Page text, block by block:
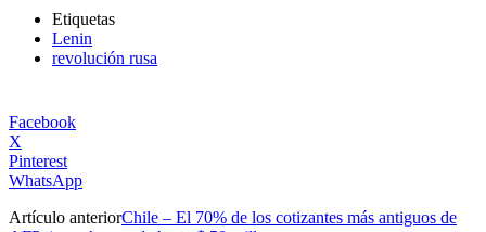
Etiquetas
Lenin
revolución rusa
Facebook
X
Pinterest
WhatsApp
Artículo anteriorChile – El 70% de los cotizantes más antiguos de